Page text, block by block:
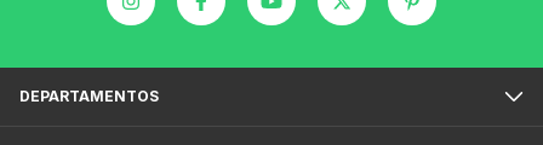
DEPARTAMENTOS